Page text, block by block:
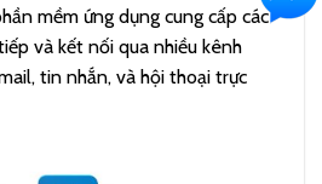
mềm ứng dụng cung cấp các
và kết nối qua nhiều kênh
tin nhắn, và hội thoại trực